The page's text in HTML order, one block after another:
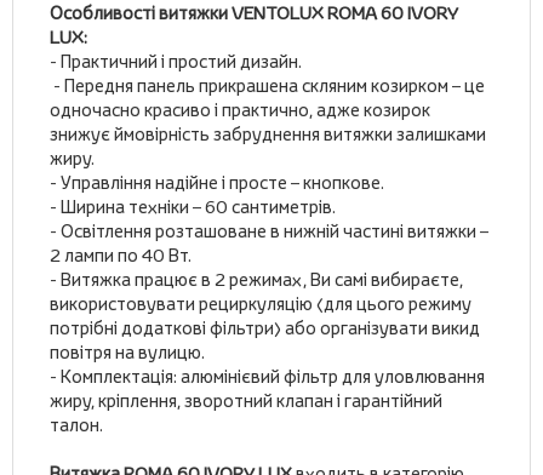
Особливості витяжки VENTOLUX ROMA 60 IVORY
LUX:
- Практичний і простий дизайн.
- Передня панель прикрашена скляним козирком – це
одночасно красиво і практично, адже козирок
знижує ймовірність забруднення витяжки залишками
жиру.
- Управління надійне і просте – кнопкове.
- Ширина техніки – 60 сантиметрів.
- Освітлення розташоване в нижній частині витяжки –
2 лампи по 40 Вт.
- Витяжка працює в 2 режимах, Ви самі вибираєте,
використовувати рециркуляцію (для цього режиму
потрібні додаткові фільтри) або організувати викид
повітря на вулицю.
- Комплектація: алюмінієвий фільтр для уловлювання
жиру, кріплення, зворотний клапан і гарантійний
талон.